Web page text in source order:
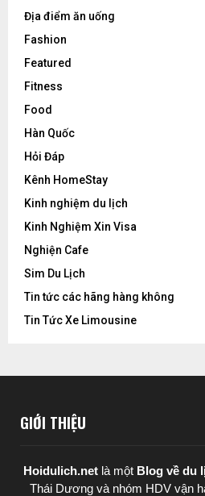
Địa điểm ăn uống
Fashion
Featured
Fitness
Food
Hàn Quốc
Hỏi Đáp
Kênh HomeStay
Kinh nghiệm du lịch
Kinh Nghiệm Xin Visa
Nghiện Cafe
Sim Du Lịch
Tin tức các hãng hàng không
Tin Tức Xe Limousine
GIỚI THIỆU
Hoidulich.net là một Blog về du
Thái Dươngvà nhóm HDV vận